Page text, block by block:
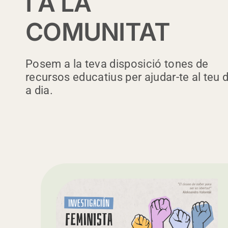
COMUNITAT
Posem a la teva disposició tones de
recursos educatius per ajudar-te al teu
a dia.